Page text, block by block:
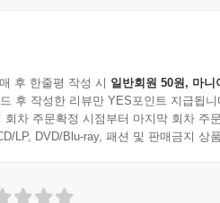
후 한줄평 작성 시 일반회원 50원, 마니
후 작성한 리뷰만 YES포인트 지급됩니
회차 주문확정 시점부터 마지막 회차 주
LP, DVD/Blu-ray, 패션 및 판매금지 상